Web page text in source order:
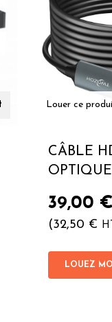
Louer ce
CÂBLE
39,00 €
(32,50 € HT
LOUEZ MOI